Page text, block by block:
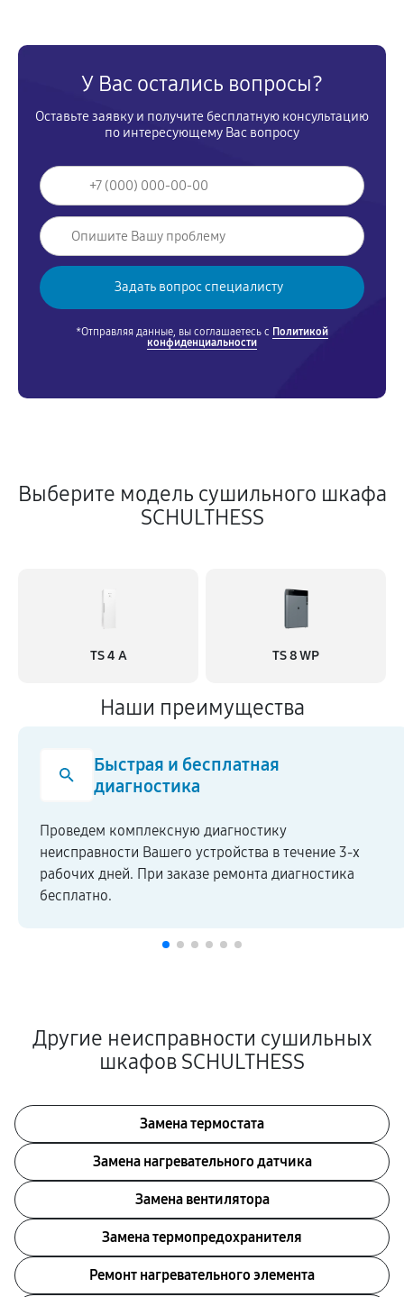
У Вас остались вопросы?
Оставьте заявку и получите бесплатную консультацию
по интересующему Вас вопросу
*Отправляя данные, вы соглашаетесь с Политикой
конфиденциальности
Выберите модель сушильного шкафа
SCHULTHESS
TS 4 A TS 8 WP
Наши преимущества
Быстрая и бесплатная
диагностика
Проведем комплексную диагностику
неисправности Вашего устройства в течение 3-х
рабочих дней. При заказе ремонта диагностика
бесплатно.
Другие неисправности сушильных
шкафов SCHULTHESS
Замена термостата
Замена нагревательного датчика
Замена вентилятора
Замена термопредохранителя
Ремонт нагревательного элемента